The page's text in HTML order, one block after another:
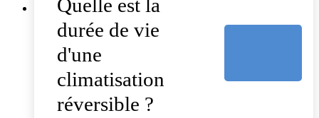
Quelle est la
durée de vie
d'une
climatisation
réversible ?